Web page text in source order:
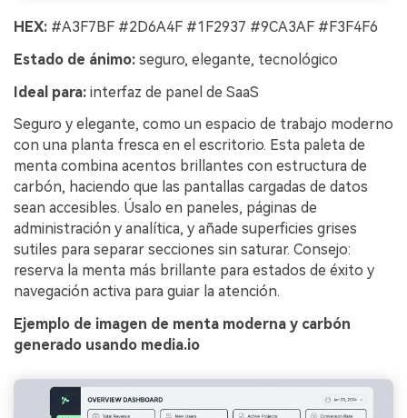
HEX: #A3F7BF #2D6A4F #1F2937 #9CA3AF #F3F4F6
Estado de ánimo: seguro, elegante, tecnológico
Ideal para: interfaz de panel de SaaS
Seguro y elegante, como un espacio de trabajo moderno
con una planta fresca en el escritorio. Esta paleta de
menta combina acentos brillantes con estructura de
carbón, haciendo que las pantallas cargadas de datos
sean accesibles. Úsalo en paneles, páginas de
administración y analítica, y añade superficies grises
sutiles para separar secciones sin saturar. Consejo:
reserva la menta más brillante para estados de éxito y
navegación activa para guiar la atención.
Ejemplo de imagen de menta moderna y carbón
generado usando media.io